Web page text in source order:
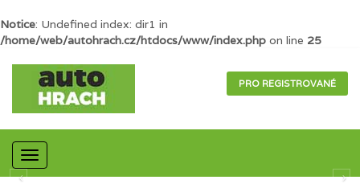
Notice: Undefined index: dir1 in
/home/web/autohrach.cz/htdocs/www/index.php on line 25
PRO REGISTROVANÉ
Mobilní
navigace